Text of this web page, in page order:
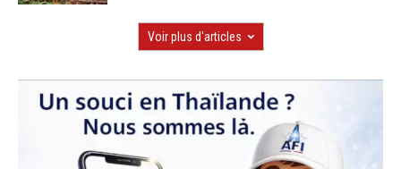
Voir plus d'articles